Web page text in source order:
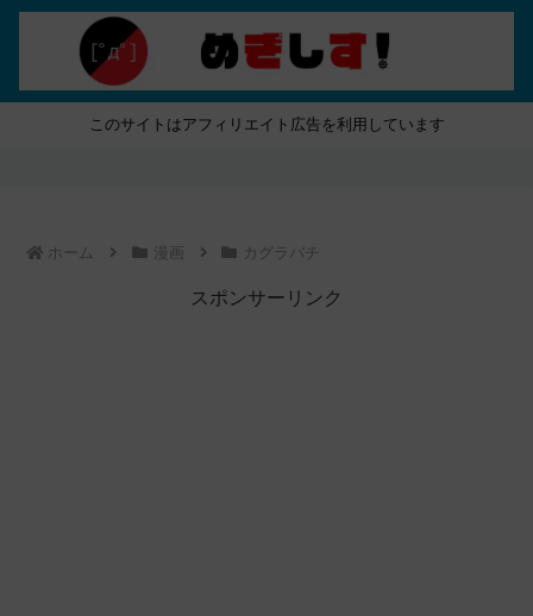
このサイトはアフィリエイト広告を利用しています
ホーム 漫画 カグラバチ
スポンサーリンク